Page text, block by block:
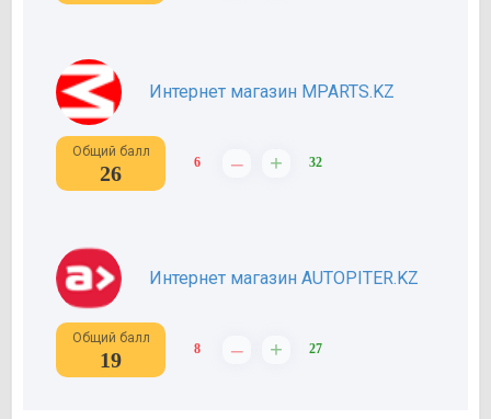
Интернет магазин MPARTS.KZ
Общий балл
26 6 – + 32
Интернет магазин AUTOPITER.KZ
Общий балл
19 8 – + 27